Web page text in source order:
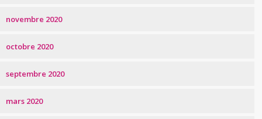
novembre 2020
octobre 2020
septembre 2020
mars 2020